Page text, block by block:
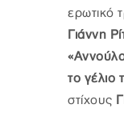
ερωτικό
Γιάννη
το γέλιο
στίχους